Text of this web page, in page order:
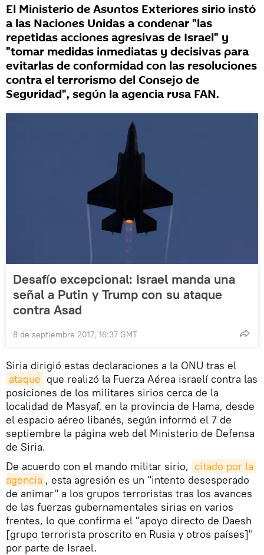
El Ministerio de Asuntos Exteriores sirio instó
a las Naciones Unidas a condenar "las
repetidas acciones agresivas de Israel" y
"tomar medidas inmediatas y decisivas para
evitarlas de conformidad con las resoluciones
contra el terrorismo del Consejo de
Seguridad", según la agencia rusa FAN.
Desafío excepcional: Israel manda una
señal a Putin y Trump con su ataque
contra Asad
8 de septiembre 2017, 16:37 GMT
Siria dirigió estas declaraciones a la ONU tras el
ataque que realizó la Fuerza Aérea israelí contra las
posiciones de los militares sirios cerca de la
localidad de Masyaf, en la provincia de Hama, desde
el espacio aéreo libanés, según informó el 7 de
septiembre la página web del Ministerio de Defensa
de Siria.
De acuerdo con el mando militar sirio, citado por la
agencia , esta agresión es un "intento desesperado
de animar" a los grupos terroristas tras los avances
de las fuerzas gubernamentales sirias en varios
frentes, lo que confirma el "apoyo directo de Daesh
[grupo terrorista proscrito en Rusia y otros países]"
por parte de Israel.